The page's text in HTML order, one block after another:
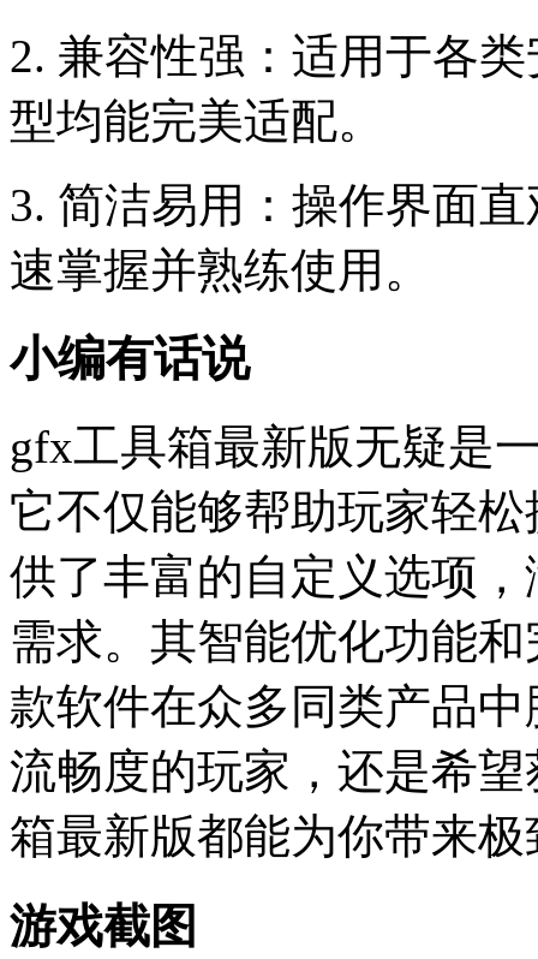
2. 兼容性强：适用于各
型均能完美适配。
3. 简洁易用：操作界面
速掌握并熟练使用。
小编有话说
gfx工具箱最新版无疑是
它不仅能够帮助玩家轻
供了丰富的自定义选项
需求。其智能优化功能
款软件在众多同类产品
流畅度的玩家，还是希
箱最新版都能为你带来
游戏截图